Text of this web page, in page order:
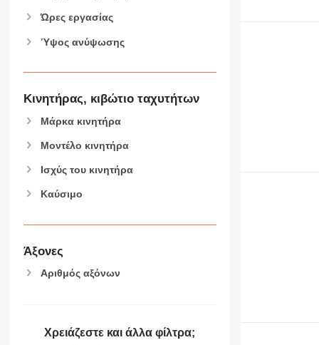
Ώρες εργασίας
Ύψος ανύψωσης
Κινητήρας, κιβώτιο ταχυτήτων
Μάρκα κινητήρα
Μοντέλο κινητήρα
Ισχύς του κινητήρα
Καύσιμο
Άξονες
Αριθμός αξόνων
Χρειάζεστε και άλλα φίλτρα;